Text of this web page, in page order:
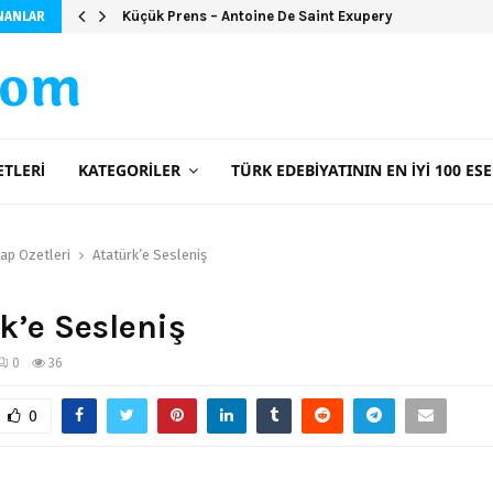
Küçük Prens – Antoine De Saint Exupery
KATEGORILER TÜRK EDEBIYATININ EN İYI 100
Özetleri Atatürk’e Sesleniş
Sesleniş
0 36
0